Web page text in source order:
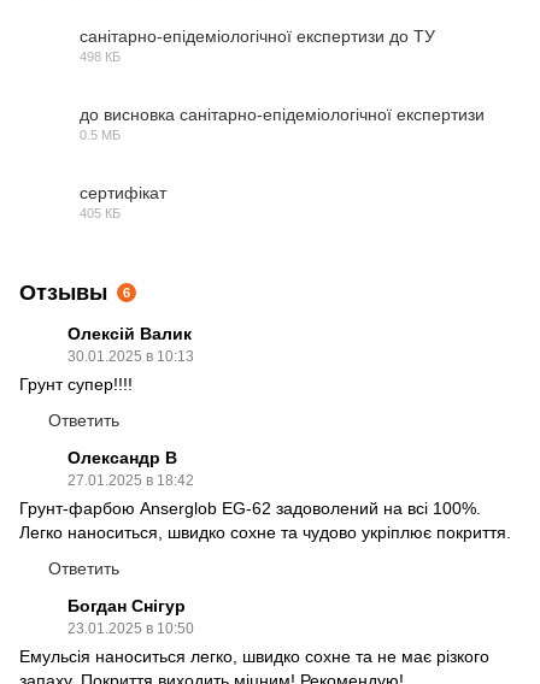
санітарно-епідеміологічної експертизи до ТУ
498 КБ
до висновка санітарно-епідеміологічної експертизи
0.5 МБ
сертифікат
405 КБ
Отзывы 6
Олексій Валик
30.01.2025 в 10:13
Грунт супер!!!!
Ответить
Олександр В
27.01.2025 в 18:42
Грунт-фарбою Anserglob EG-62 задоволений на всі 100%.
Легко наноситься, швидко сохне та чудово укріплює покриття.
Ответить
Богдан Снігур
23.01.2025 в 10:50
Емульсія наноситься легко, швидко сохне та не має різкого